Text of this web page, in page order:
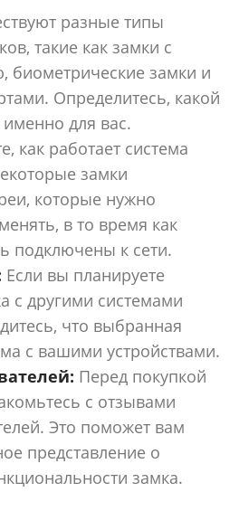
разные типы
такие как замки с
биометрические замки и
Определитесь, какой
для вас.
как работает система
замки
которые нужно
в то время как
подключены к сети.
Если вы планируете
с другими системами
что выбранная
с вашими устройствами.
Перед покупкой
с отзывами
Это поможет вам
представление о
замка.